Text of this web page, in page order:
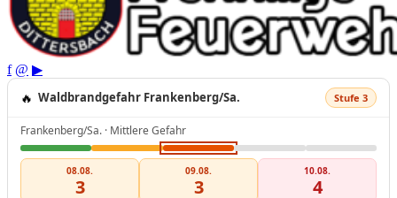
f @ ▶
🔥 Waldbrandgefahr Frankenberg/Sa. Stufe 3
Frankenberg/Sa. · Mittlere Gefahr
08.08.
3
09.08.
3
10.08.
4